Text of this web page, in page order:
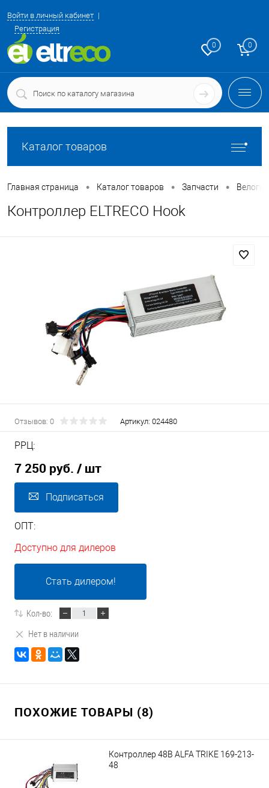
Войти в личный кабинет
Регистрация
0 0
Каталог товаров
Главная страница • Каталог товаров • Запчасти •
Контроллер ELTRECO Hook
Отзывов: 0 Артикул: 024480
РРЦ:
7 250 руб. / шт
Подписаться
ОПТ:
Доступно для дилеров
Стать дилером!
Кол-во:
Нет в наличии
ПОХОЖИЕ ТОВАРЫ (8)
Контроллер 48В ALFA TRIKE 169-213-
48